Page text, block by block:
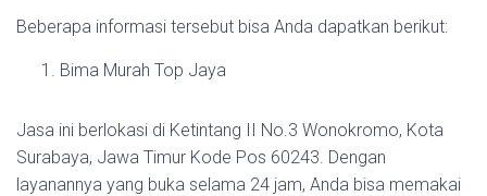
Beberapa informasi tersebut bisa Anda dapatkan berikut:
Bima Murah Top Jaya
Jasa ini berlokasi di Ketintang II No.3 Wonokromo, Kota
Surabaya, Jawa Timur Kode Pos 60243. Dengan
layanannya yang buka selama 24 jam, Anda bisa memakai